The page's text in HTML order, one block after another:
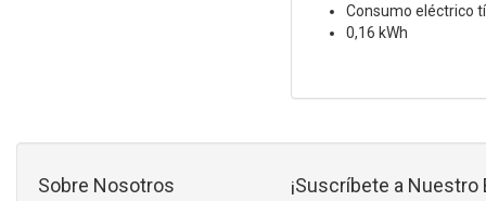
Consumo eléctrico
0,16 kWh
Sobre Nosotros ¡Suscríbete a Nuestro